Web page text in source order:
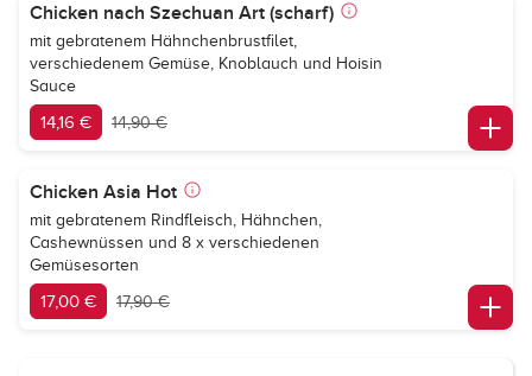
Chicken nach Szechuan Art (scharf)
mit gebratenem Hähnchenbrustfilet,
verschiedenem Gemüse, Knoblauch und Hoisin
Sauce
14,16 € 14,90 €
Chicken Asia Hot
mit gebratenem Rindfleisch, Hähnchen,
Cashewnüssen und 8 x verschiedenen
Gemüsesorten
17,00 € 17,90 €